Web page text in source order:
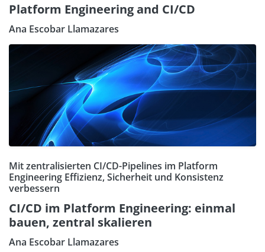
Platform Engineering and CI/CD
Ana Escobar Llamazares
Mit zentralisierten CI/CD-Pipelines im Platform
Engineering Effizienz, Sicherheit und Konsistenz
verbessern
CI/CD im Platform Engineering: einmal
bauen, zentral skalieren
Ana Escobar Llamazares